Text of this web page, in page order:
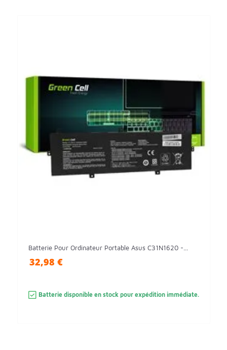
Batterie Pour Ordinateur Portable Asus C31N1620 -...
32,98 €
Batterie disponible en stock pour expédition immédiate.